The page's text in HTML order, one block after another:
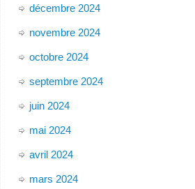
décembre 2024
novembre 2024
octobre 2024
septembre 2024
juin 2024
mai 2024
avril 2024
mars 2024